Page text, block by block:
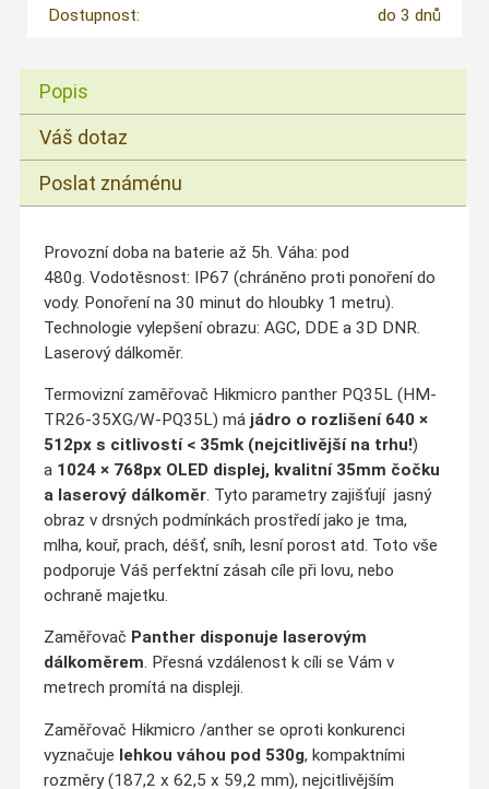
Dostupnost: do 3 dnů
Popis
Váš dotaz
Poslat známénu
Provozní doba na baterie až 5h. Váha: pod
480g. Vodotěsnost: IP67 (chráněno proti ponoření do
vody. Ponoření na 30 minut do hloubky 1 metru).
Technologie vylepšení obrazu: AGC, DDE a 3D DNR.
Laserový dálkoměr.
Termovizní zaměřovač Hikmicro panther PQ35L (HM-
TR26-35XG/W-PQ35L) má jádro o rozlišení 640 ×
512px s citlivostí < 35mk (nejcitlivější na trhu!)
a 1024 × 768px OLED displej, kvalitní 35mm čočku
a laserový dálkoměr. Tyto parametry zajišťují jasný
obraz v drsných podmínkách prostředí jako je tma,
mlha, kouř, prach, déšť, sníh, lesní porost atd. Toto vše
podporuje Váš perfektní zásah cíle při lovu, nebo
ochraně majetku.
Zaměřovač Panther disponuje laserovým
dálkoměrem. Přesná vzdálenost k cíli se Vám v
metrech promítá na displeji.
Zaměřovač Hikmicro /anther se oproti konkurenci
vyznačuje lehkou váhou pod 530g, kompaktními
rozměry (187,2 x 62,5 x 59,2 mm), nejcitlivějším